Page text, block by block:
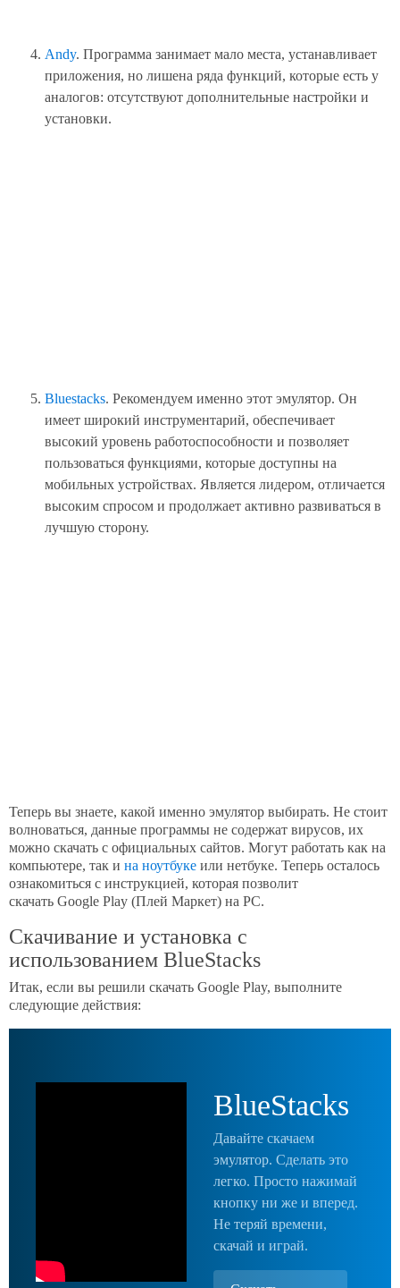
Andy. Программа занимает мало места, устанавливает
приложения, но лишена ряда функций, которые есть у
аналогов: отсутствуют дополнительные настройки и
установки.
Bluestacks. Рекомендуем именно этот эмулятор. Он
имеет широкий инструментарий, обеспечивает
высокий уровень работоспособности и позволяет
пользоваться функциями, которые доступны на
мобильных устройствах. Является лидером, отличается
высоким спросом и продолжает активно развиваться в
лучшую сторону.
Теперь вы знаете, какой именно эмулятор выбирать. Не стоит
волноваться, данные программы не содержат вирусов, их
можно скачать с официальных сайтов. Могут работать как на
компьютере, так и на ноутбуке или нетбуке. Теперь осталось
ознакомиться с инструкцией, которая позволит
скачать Google Play (Плей Маркет) на PC.
Скачивание и установка с
использованием BlueStacks
Итак, если вы решили скачать Google Play, выполните
следующие действия:
BlueStacks
Давайте скачаем
эмулятор. Сделать это
легко. Просто нажимай
кнопку ни же и вперед.
Не теряй времени,
скачай и играй.